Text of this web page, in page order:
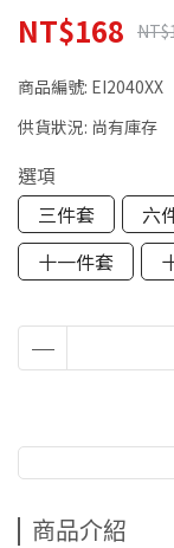
NT$168
商品編號: EI2040XX
供貨狀況: 尚有庫存
選項
三件套
六
十一件套
商品介紹